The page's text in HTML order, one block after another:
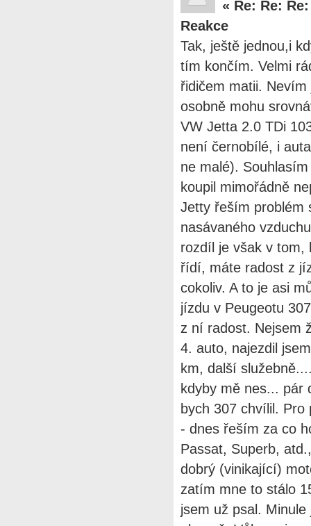
« Re: Re:
Reakce
Tak, ještě jednou,i
tím končím. Velmi
řidičem matii.
osobně mohu
VW Jetta 2.0 TDi
není černobílé, i
ne malé).
koupil mimořádně
Jetty řeším problém
nasávaného
rozdíl je však v tom,
řídí, máte radost z
cokoliv. A to je asi
jízdu v Peugeotu
z ní radost. Nejsem
4. auto, najezdil
km, další
kdyby mě nes... pár
bych 307 chvílil.
- dnes řeším za co
Passat, Superb,
dobrý (vinikající)
zatím mne to stálo
jsem už psal.